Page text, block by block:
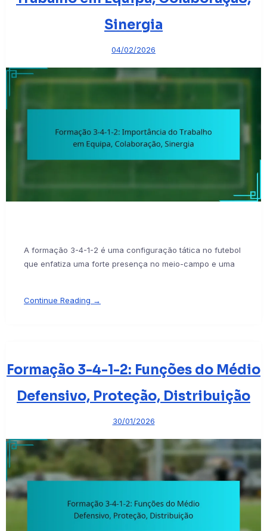
Sinergia
04/02/2026
A formação 3-4-1-2 é uma configuração tática no futebol
que enfatiza uma forte presença no meio-campo e uma
Continue Reading →
Formação 3-4-1-2: Funções do Médio
Defensivo, Proteção, Distribuição
30/01/2026